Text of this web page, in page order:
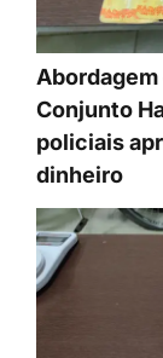
Conjunto
policiais
dinheiro